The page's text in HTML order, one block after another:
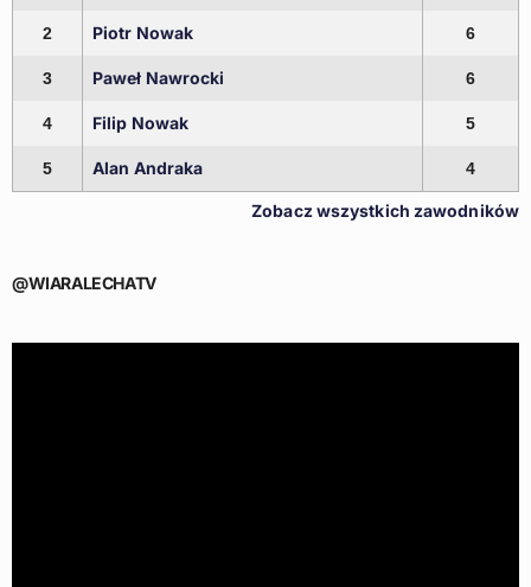
2 Piotr Nowak 6
3 Paweł Nawrocki 6
4 Filip Nowak 5
5 Alan Andraka 4
Zobacz wszystkich zawodników
@WIARALECHATV